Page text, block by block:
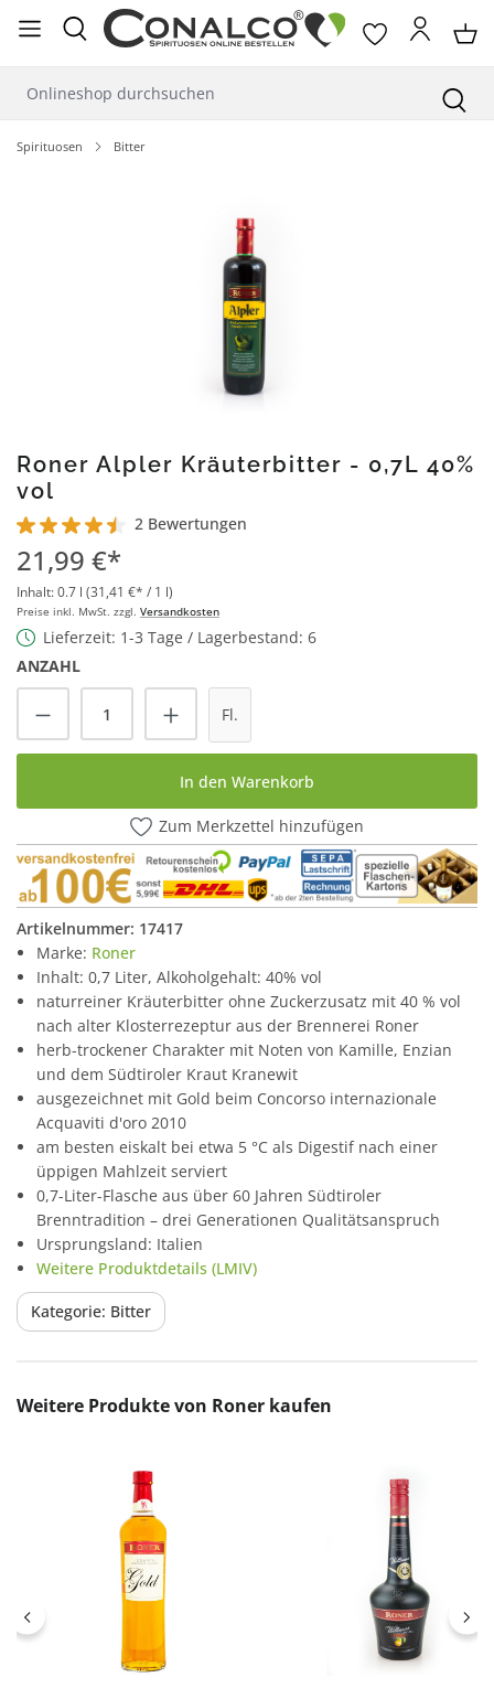
springen
Spirituosen Bitter
Roner Alpler Kräuterbitter - 0,7L 40%
vol
Durchschnittliche Bewertung von 4.5 von 5 Sternen
2 Bewertungen
21,99 €*
Inhalt:0.7 l (31,41 €* / 1 l)
Preise inkl. MwSt. zzgl. Versandkosten
Lieferzeit: 1-3 Tage / Lagerbestand: 6
ANZAHL
Produkt Anzahl: Gib den gewünschten
Fl.
In den Warenkorb
Zum Merkzettel hinzufügen
Artikelnummer: 17417
Marke: Roner
Inhalt: 0,7 Liter, Alkoholgehalt: 40% vol
naturreiner Kräuterbitter ohne Zuckerzusatz mit 40 % vol
nach alter Klosterrezeptur aus der Brennerei Roner
herb-trockener Charakter mit Noten von Kamille, Enzian
und dem Südtiroler Kraut Kranewit
ausgezeichnet mit Gold beim Concorso internazionale
Acquaviti d'oro 2010
am besten eiskalt bei etwa 5 °C als Digestif nach einer
üppigen Mahlzeit serviert
0,7-Liter-Flasche aus über 60 Jahren Südtiroler
Brenntradition – drei Generationen Qualitätsanspruch
Ursprungsland: Italien
Weitere Produktdetails (LMIV)
Kategorie: Bitter
Produktgalerie überspringen
Weitere Produkte von Roner kaufen